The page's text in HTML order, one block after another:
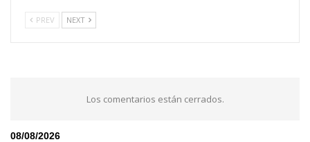
PREV NEXT
Los comentarios están cerrados.
08/08/2026